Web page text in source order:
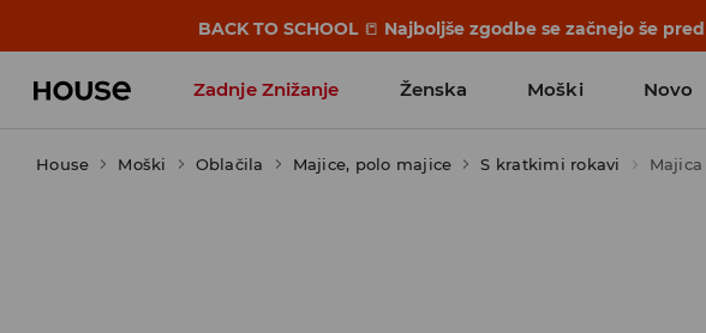
BACK TO SCHOOL 📒 Najboljše zgodbe se začnejo še
Zadnje Znižanje Ženska Moški Novo
Favoriti vplivnežev
House Moški Oblačila Majice, polo majice S kratkimi rokavi